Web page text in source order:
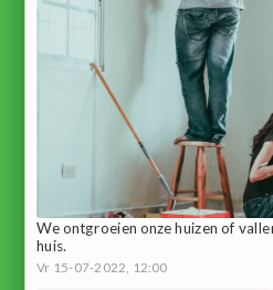
We ontgroeien onze huizen of
huis.
Vr 15-07-2022, 12:00